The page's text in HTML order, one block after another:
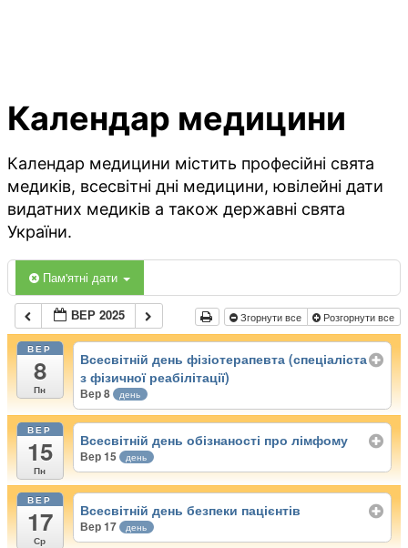
Календар медицини
Календар медицини містить професійні свята
медиків, всесвітні дні медицини, ювілейні дати
видатних медиків а також державні свята
України.
Пам'ятні дати
ВЕР 2025 Згорнути все Розгорнути все
ВЕР
8
Пн
Всесвітній день фізіотерапевта (спеціаліста
з фізичної реабілітації)
Вер 8 день
ВЕР
15
Пн
Всесвітній день обізнаності про лімфому
Вер 15 день
ВЕР
17
Ср
Всесвітній день безпеки пацієнтів
Вер 17 день